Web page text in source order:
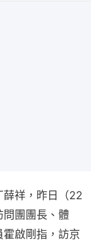
薛祥，昨日（22
問團團長、體
啟剛指，訪京